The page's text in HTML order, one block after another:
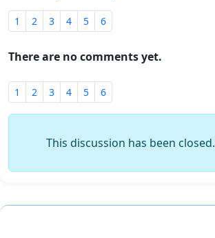
1 2 3 4 5 6
There are no comments yet.
1 2 3 4 5 6
This discussion has been closed.